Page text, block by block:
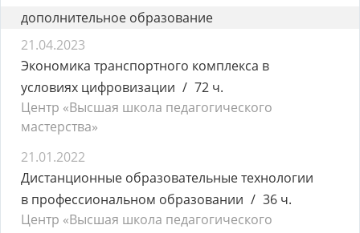
дополнительное образование
21.04.2023
Экономика транспортного комплекса в
условиях цифровизации
72 ч.
Центр «Высшая школа педагогического
мастерства»
21.01.2022
Дистанционные образовательные технологии
в профессиональном образовании
36 ч.
Центр «Высшая школа педагогического